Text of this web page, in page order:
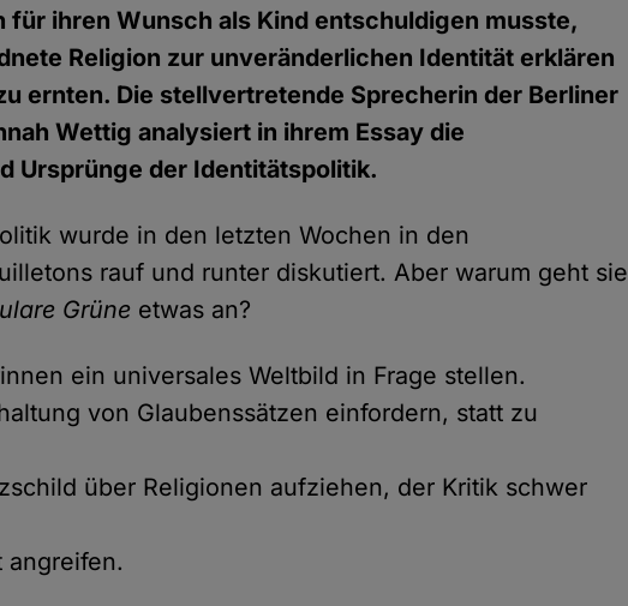
für ihren Wunsch als Kind entschuldigen musste,
Religion zur unveränderlichen Identität erklären
ernten. Die stellvertretende Sprecherin der Berliner
Wettig analysiert in ihrem Essay die
Ursprünge der Identitätspolitik.
wurde in den letzten Wochen in den
rauf und runter diskutiert. Aber warum geht sie
Grüne etwas an?
ein universales Weltbild in Frage stellen.
von Glaubenssätzen einfordern, statt zu
über Religionen aufziehen, der Kritik schwer
angreifen.